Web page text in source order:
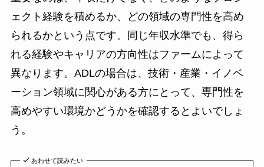
ェクト経験を積めるか、どの領域の専門性を高め
られるかという点です。同じ年収水準でも、得ら
れる経験やキャリアの方向性はファームによって
異なります。ADLの場合は、技術・産業・イノベ
ーション領域に関心がある方にとって、専門性を
高めやすい環境かどうかを確認するとよいでしょ
う。
あわせて読みたい